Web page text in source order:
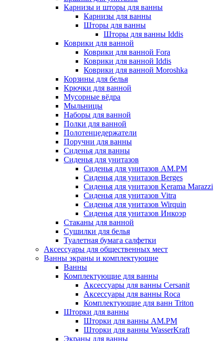
Карнизы и шторы для ванны
Карнизы для ванны
Шторы для ванны
Шторы для ванны Iddis
Коврики для ванной
Коврики для ванной Fora
Коврики для ванной Iddis
Коврики для ванной Moroshka
Корзины для белья
Крючки для ванной
Мусорные вёдра
Мыльницы
Наборы для ванной
Полки для ванной
Полотенцедержатели
Поручни для ванны
Сиденья для ванны
Сиденья для унитазов
Сиденья для унитазов AM.PM
Сиденья для унитазов Berges
Сиденья для унитазов Kerama Marazzi
Сиденья для унитазов Vitra
Сиденья для унитазов Wirquin
Сиденья для унитазов Инкоэр
Стаканы для ванной
Сушилки для белья
Туалетная бумага салфетки
Аксессуары для общественных мест
Ванны экраны и комплектующие
Ванны
Комплектующие для ванны
Аксессуары для ванны Cersanit
Аксессуары для ванны Roca
Комплектующие для ванн Triton
Шторки для ванны
Шторки для ванны AM.PM
Шторки для ванны WasserKraft
Экраны для ванны